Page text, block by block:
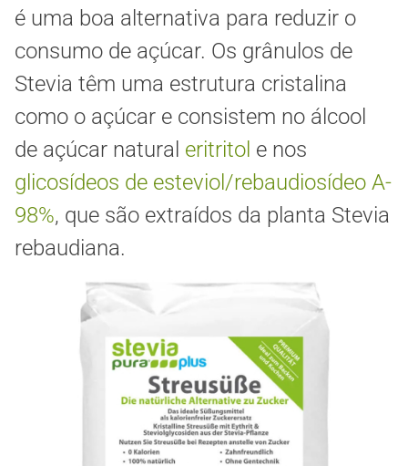
é uma boa alternativa para reduzir o
consumo de açúcar. Os grânulos de
Stevia têm uma estrutura cristalina
como o açúcar e consistem no álcool
de açúcar natural eritritol e nos
glicosídeos de esteviol/rebaudiosídeo A-
98%, que são extraídos da planta Stevia
rebaudiana.